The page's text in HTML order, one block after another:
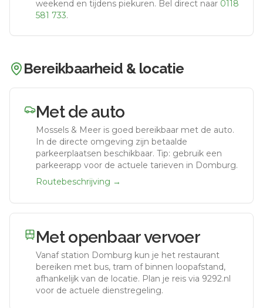
weekend en tijdens piekuren. Bel direct naar 0118
581 733.
Bereikbaarheid & locatie
Met de auto
Mossels & Meer is goed bereikbaar met de auto.
In de directe omgeving zijn betaalde
parkeerplaatsen beschikbaar. Tip: gebruik een
parkeerapp voor de actuele tarieven in Domburg.
Routebeschrijving →
Met openbaar vervoer
Vanaf station Domburg kun je het restaurant
bereiken met bus, tram of binnen loopafstand,
afhankelijk van de locatie. Plan je reis via 9292.nl
voor de actuele dienstregeling.